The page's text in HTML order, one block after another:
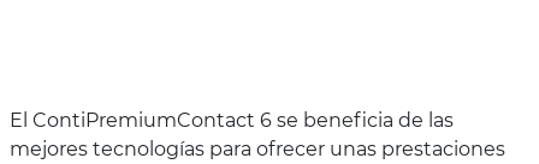
El ContiPremiumContact 6 se beneficia de las
mejores tecnologías para ofrecer unas prestaciones